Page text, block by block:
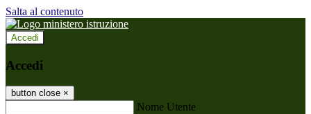
Salta al contenuto
Accedi
Accedi
button close ×
Nome Utente